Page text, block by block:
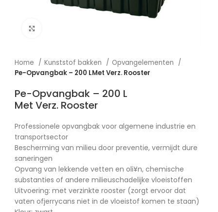
Home Kunststof bakken
Opvangelementen
Pe-Opvangbak – 200 LMet Verz. Rooster
Pe-Opvangbak – 200 L
Met Verz. Rooster
Professionele opvangbak voor algemene industrie en
transportsector
Bescherming van milieu door preventie, vermijdt dure
saneringen
Opvang van lekkende vetten en oli¥n, chemische
substanties of andere milieuschadelijke vloeistoffen
Uitvoering: met verzinkte rooster (zorgt ervoor dat
vaten ofjerrycans niet in de vloeistof komen te staan)